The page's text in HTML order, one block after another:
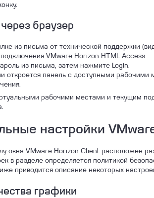
браузер
из письма от технической поддержки
VMware Horizon HTML Access.
из письма, затем нажмите Login.
откроется панель с доступными
рабочими местами и текущим
настройки
окна VMware Horizon Client расположен
в разделе определяется политикой
приводится описание некоторых
графики